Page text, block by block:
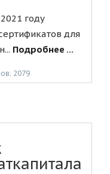
году
для
Подробнее ...
2079